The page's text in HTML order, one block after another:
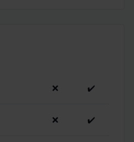
❌ ✔️
❌ ✔️